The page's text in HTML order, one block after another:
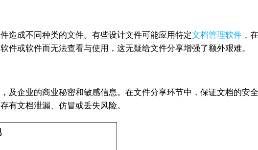
造成不同种类的文件。有些设计文件可能应用特定文档管理软件 ，
件或软件而无法查看与使用，这无疑给文件分享增强了额外艰难。
及企业的商业秘密和敏感信息。在文件分享环节中，保证文档的安
有文档泄漏、仿冒或丢失风险。